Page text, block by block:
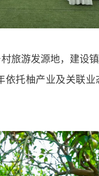
旅游发源地，建设
依托柚产业及关联